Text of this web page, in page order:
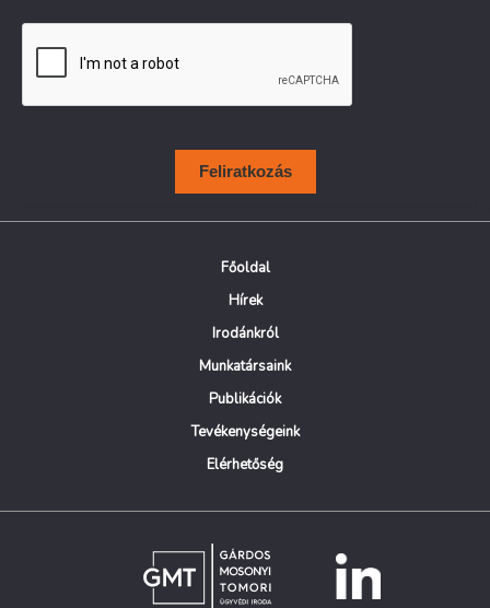
Feliratkozás
Főoldal
Hírek
Irodánkról
Munkatársaink
Publikációk
Tevékenységeink
Elérhetőség